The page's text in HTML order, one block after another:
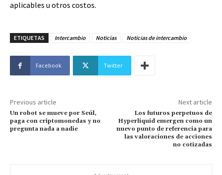
aplicables u otros costos.
ETIQUETAS Intercambio Noticias Noticias de intercambio
Facebook Twitter
Previous article
Un robot se mueve por Seúl,
paga con criptomonedas y no
pregunta nada a nadie
Next article
Los futuros perpetuos de
Hyperliquid emergen como un
nuevo punto de referencia para
las valoraciones de acciones
no cotizadas